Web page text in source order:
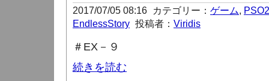
2017/07/05 08:16 カテゴリー： ゲーム, PSO2
EndlessStory 投稿者： Viridis
＃ EX －９
続きを読む